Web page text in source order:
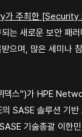
가 주최한
는 새로운 보안 패
으며, 많은 세미나
덱스")가 HPE
SASE 솔루션 기반
기술총괄 이한